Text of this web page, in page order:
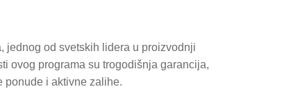
jednog od svetskih lidera u proizvodnji
ovog programa su trogodišnja garancija,
ponude i aktivne zalihe.